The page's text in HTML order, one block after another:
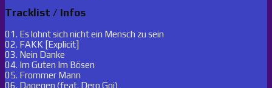
Tracklist / Infos
01. Es lohnt sich nicht ein Mensch zu sein
02. FAKK [Explicit]
03. Nein Danke
04. Im Guten Im Bösen
05. Frommer Mann
06. Dagegen (feat. Dero Goi)